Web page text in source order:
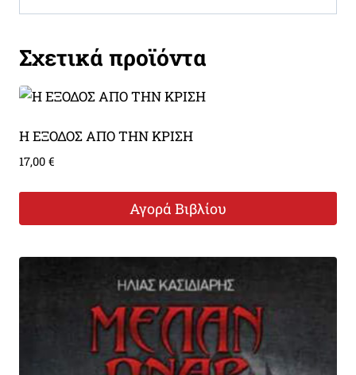
Σχετικά προϊόντα
Η ΕΞΟΔΟΣ ΑΠΟ ΤΗΝ ΚΡΙΣΗ
17,00 €
Αγορά Βιβλίου